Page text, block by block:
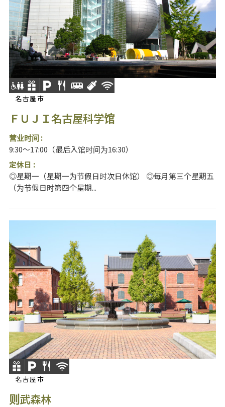
名古屋市
ＦＵＪＩ名古屋科学馆
营业时间 :
9:30～17:00（最后入馆时间为16:30）
定休日 :
◎星期一（星期一为节假日时次日休馆） ◎每月第三个星期五
（为节假日时第四个星期...
名古屋市
则武森林